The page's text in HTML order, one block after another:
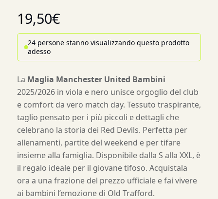
19,50€
24 persone stanno visualizzando questo prodotto
adesso
La Maglia Manchester United Bambini
2025/2026 in viola e nero unisce orgoglio del club
e comfort da vero match day. Tessuto traspirante,
taglio pensato per i più piccoli e dettagli che
celebrano la storia dei Red Devils. Perfetta per
allenamenti, partite del weekend e per tifare
insieme alla famiglia. Disponibile dalla S alla XXL, è
il regalo ideale per il giovane tifoso. Acquistala
ora a una frazione del prezzo ufficiale e fai vivere
ai bambini l’emozione di Old Trafford.